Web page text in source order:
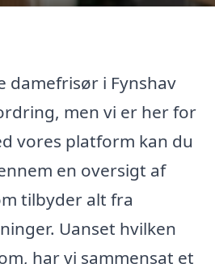
damefrisør i Fynshav
men vi er her for
vores platform kan du
en oversigt af
tilbyder alt fra
Uanset hvilken
har vi sammensat et